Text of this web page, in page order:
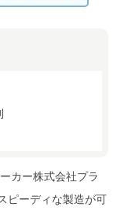
カー株式会社プラ
ピーディな製造が可